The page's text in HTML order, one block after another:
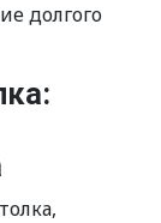
долгого